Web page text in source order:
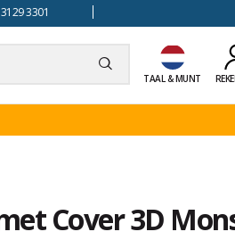
3301
TAAL & MUNT
Cover 3D